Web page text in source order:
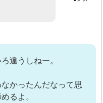
違うしねー。
かったんだなって思
るよ。